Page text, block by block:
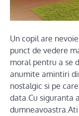
Un copil are
punct de vedere
moral pentru a se
anumite amintiri
nostalgic si pe
data.Cu siguranta